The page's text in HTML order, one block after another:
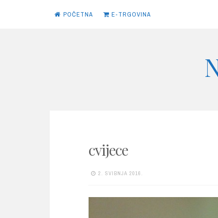
POČETNA E-TRGOVINA
cvijece
2. SVIBNJA 2016.